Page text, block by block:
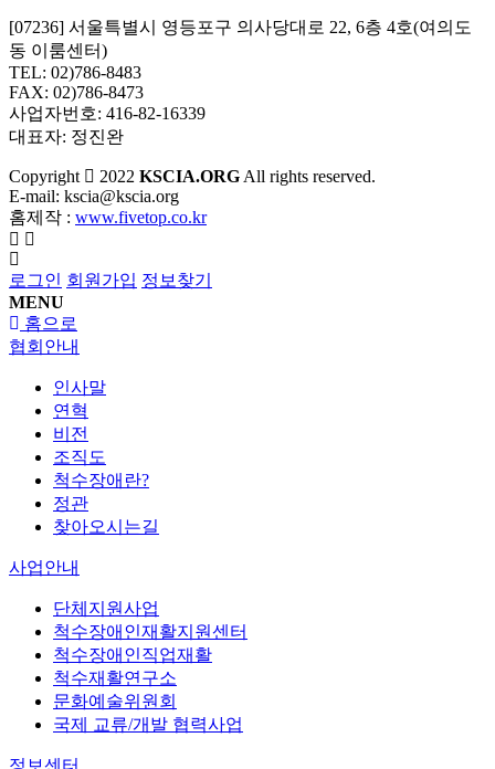
[07236] 서울특별시 영등포구 의사당대로 22, 6층 4호(여의도
동 이룸센터)
TEL: 02)786-8483
FAX: 02)786-8473
사업자번호: 416-82-16339
대표자: 정진완
Copyright 2022 KSCIA.ORG All rights reserved.
E-mail: kscia@kscia.org
홈제작 : www.fivetop.co.kr
로그인 회원가입 정보찾기
MENU
홈으로
협회안내
인사말
연혁
비전
조직도
척수장애란?
정관
찾아오시는길
사업안내
단체지원사업
척수장애인재활지원센터
척수장애인직업재활
척수재활연구소
문화예술위원회
국제 교류/개발 협력사업
정보센터